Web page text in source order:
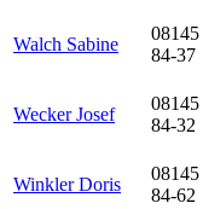
Walch Sabine
08145
84-37
Wecker Josef
08145
84-32
Winkler Doris
08145
84-62